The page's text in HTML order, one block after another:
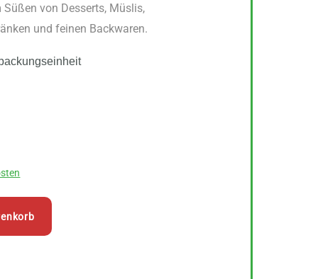
von Desserts, Müslis,
und feinen Backwaren.